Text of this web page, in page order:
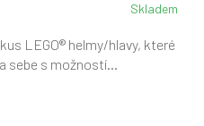
Skladem
LEGO® helmy/hlavy, které
sebe s možností...